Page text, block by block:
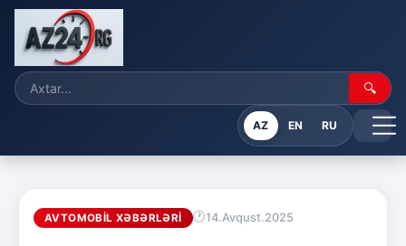
🔍
AZ EN RU
AVTOMOBIL XƏBƏRLƏRI 14.Avqust.2025